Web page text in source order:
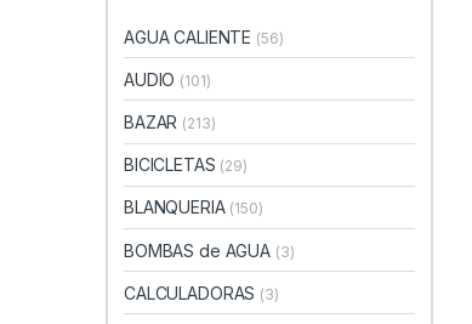
AGUA CALIENTE (56)
AUDIO (101)
BAZAR (213)
BICICLETAS (29)
BLANQUERIA (150)
BOMBAS de AGUA (3)
CALCULADORAS (3)